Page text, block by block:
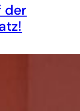
der